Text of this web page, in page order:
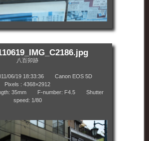
八百卯跡
19 18:33:36 Canon EOS 5D
Pixels : 4368×2912
F-number: F4.5 Shutter
speed: 1/80